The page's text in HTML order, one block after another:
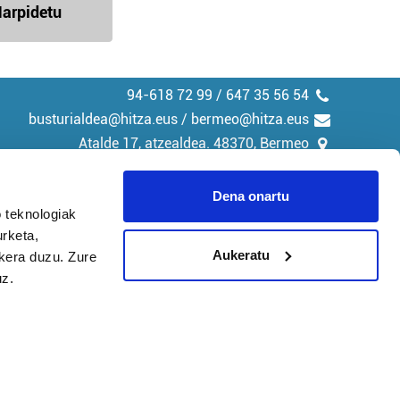
duzu. Zure
Dena onartu
Aukeratu
94-618 72 99 / 647 35 56 54
busturialdea@hitza.eus / bermeo@hitza.eus
Atalde 17, atzealdea. 48370, Bermeo
Cookieak